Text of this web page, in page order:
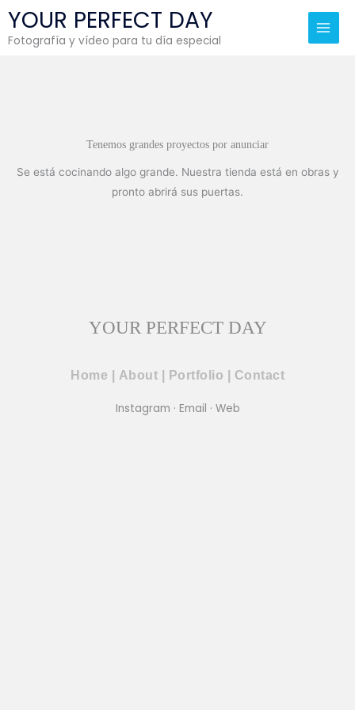
contenido
YOUR PERFECT DAY
Fotografía y vídeo para tu día especial
Main
Tenemos grandes proyectos por anunciar
Se está cocinando algo grande. Nuestra tienda está en obras y
pronto abrirá sus puertas.
YOUR PERFECT DAY
Home About Portfolio Contact
Instagram · Email · Web